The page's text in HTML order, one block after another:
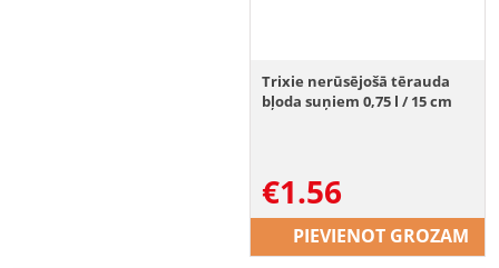
Trixie nerūsējošā tērauda
bļoda suņiem 0,75 l / 15 cm
€1.56
PIEVIENOT GROZAM